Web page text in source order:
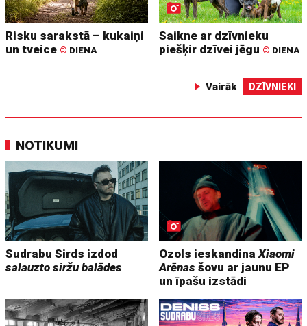
Risku sarakstā – kukaiņi
un tveice © DIENA
Saikne ar dzīvnieku
piešķir dzīvei jēgu © DIENA
Vairāk DZĪVNIEKI
NOTIKUMI
Sudrabu Sirds izdod
salauzto siržu balādes
Ozols ieskandinaXiaomi
Arēnas šovu ar jaunu EP
un īpašu izstādi